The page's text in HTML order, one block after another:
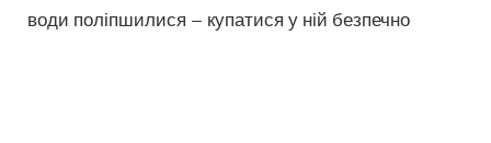
води поліпшилися – купатися у ній безпечно